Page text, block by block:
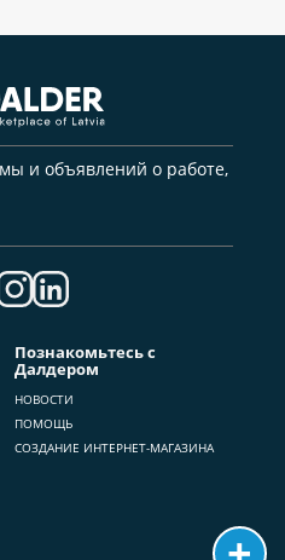
и объявлений о работе,
Познакомьтесь с
Далдером
НОВОСТИ
ПОМОЩЬ
СОЗДАНИЕ ИНТЕРНЕТ-МАГАЗИНА